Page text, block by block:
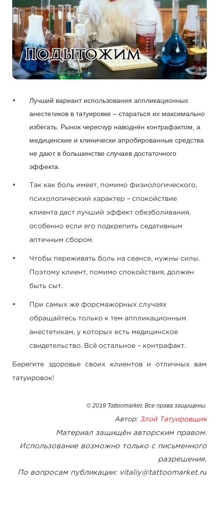
Лучший вариант использования аппликационных
анестетиков в татуировке – стараться их максимально
избегать. Рынок чересчур наводнён контрафактом, а
медицинские и клинически апробированные средства
не дают в большинстве случаев достаточного
эффекта.
Так как боль имеет, помимо физиологического,
психологический характер – спокойствие
клиента даст лучший эффект обезболивания,
особенно если его подкрепить седативным
аптечным сбором.
Чтобы переживать боль на сеансе, нужны силы.
Поэтому клиент, помимо спокойствия, должен
быть сыт.
При самых же форсмажорных случаях
обращайтесь только к тем аппликационным
анестетикам, у которых есть медицинское
свидетельство. Всё остальное – контрафакт.
Берегите здоровье своих клиентов и отличных вам
татуировок!
© 2019 Tattoomarket. Все права защищены.
Автор: Злой Татуировщик
Материал защищён авторским правом.
Использование возможно только с письменного
разрешения.
По вопросам публикации: vitaliy@tattoomarket.ru